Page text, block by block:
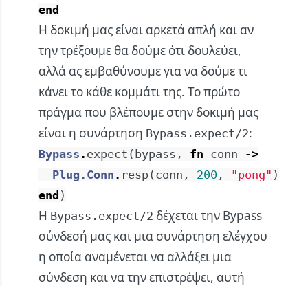
end
Η δοκιμή μας είναι αρκετά απλή και αν
την τρέξουμε θα δούμε ότι δουλεύει,
αλλά ας εμβαθύνουμε για να δούμε τι
κάνει το κάθε κομμάτι της. Το πρώτο
πράγμα που βλέπουμε στην δοκιμή μας
είναι η συνάρτηση Bypass.expect/2:
Bypass . expect ( bypass , fn conn
->
Plug.Conn . resp( conn , 200 , "pong" )
end )
Η Bypass.expect/2 δέχεται την Bypass
σύνδεσή μας και μια συνάρτηση ελέγχου
η οποία αναμένεται να αλλάξει μια
σύνδεση και να την επιστρέψει, αυτή